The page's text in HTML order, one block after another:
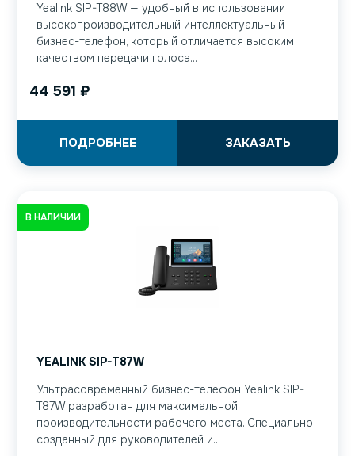
Yealink SIP-T88W — удобный в использовании
высокопроизводительный интеллектуальный
бизнес-телефон, который отличается высоким
качеством передачи голоса...
44 591 ₽
ЗАКАЗАТЬ
ПОДРОБНЕЕ
В НАЛИЧИИ
YEALINK SIP-T87W
Ультрасовременный бизнес-телефон Yealink SIP-
T87W разработан для максимальной
производительности рабочего места. Специально
созданный для руководителей и...